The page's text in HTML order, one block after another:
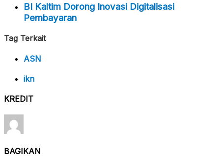
BI Kaltim Dorong Inovasi Digitalisasi
Pembayaran
Tag Terkait
ASN
ikn
KREDIT
BAGIKAN